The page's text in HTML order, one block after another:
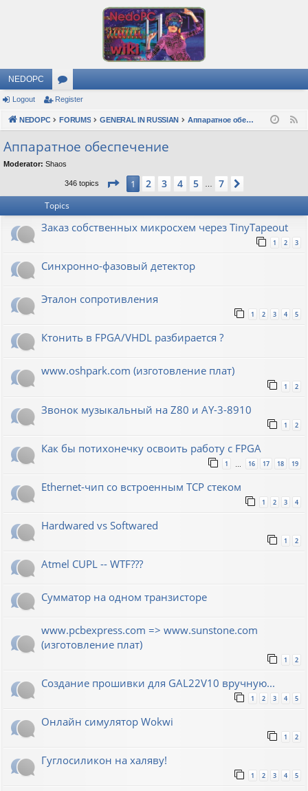
NEDOPC
or
u
s
Logout Register
NEDOPC FORUMS GENERAL IN RUSSIAN Аппаратное обеспечение
Аппаратное обеспечение
Moderator: Shaos
346 topics Page 1of7
1 2 3 4 5 7
Topics
Заказ собственных микросхем через TinyTapeout
1 2 3
Синхронно-фазовый детектор
Эталон сопротивления
1 2 3 4 5
Ктонить в FPGA/VHDL разбирается ?
www.oshpark.com (изготовление плат)
1 2
Звонок музыкальный на Z80 и AY-3-8910
1 2
Как бы потихонечку освоить работу с FPGA
1 16 17 18 19
Ethernet-чип со встроенным TCP стеком
1 2 3 4
Hardwared vs Softwared
1 2
Atmel CUPL -- WTF???
Сумматор на одном транзисторе
www.pcbexpress.com => www.sunstone.com
(изготовление плат)
1 2
Создание прошивки для GAL22V10 вручную...
1 2 3 4 5
Онлайн симулятор Wokwi
1 2
Гуглосиликон на халяву!
1 2 3 4 5